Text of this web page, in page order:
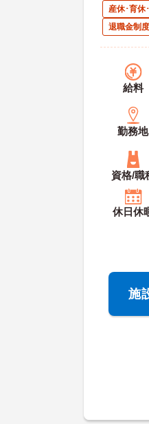
産休･育休
退職金制
給料
勤務地
資格/職
休日休
施